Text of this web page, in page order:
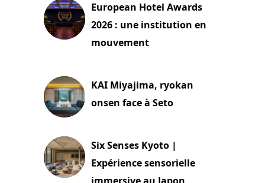
European Hotel Awards
2026 : une institution en
mouvement
KAI Miyajima, ryokan
onsen face à Seto
Six Senses Kyoto |
Expérience sensorielle